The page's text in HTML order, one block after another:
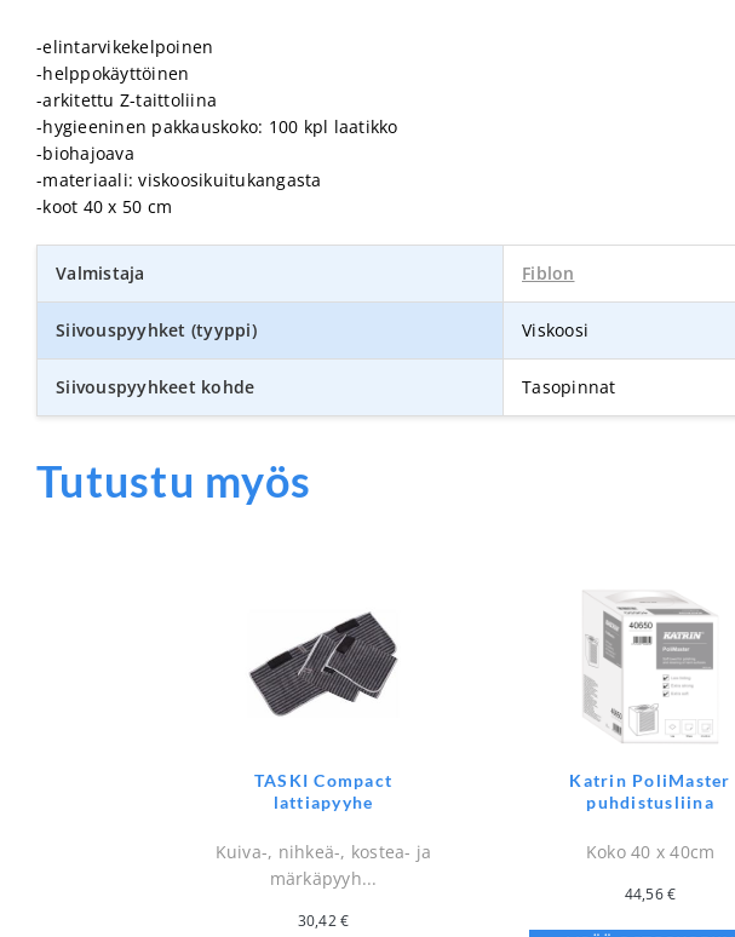
-elintarvikekelpoinen
-helppokäyttöinen
-arkitettu Z-taittoliina
-hygieeninen pakkauskoko: 100 kpl laatikko
-biohajoava
-materiaali: viskoosikuitukangasta
-koot 40 x 50 cm
Valmistaja Fiblon
Siivouspyyhket (tyyppi) Viskoosi
Siivouspyyhkeet kohde Tasopinnat
Tutustu myös
TASKI Compact
lattiapyyhe
Kuiva-, nihkeä-, kostea- ja
märkäpyyh...
30,42€
Katrin PoliMaster
puhdistusliina
Koko 40 x 40cm
44,56€